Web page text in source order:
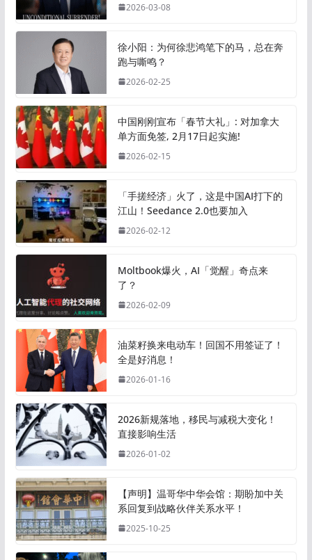
2026-03-08
徐小阳：为何徐悲鸿笔下的马，总在奔
跑与嘶鸣？
2026-02-25
中国刚刚宣布「春节大礼」: 对加拿大
单方面免签, 2月17日起实施!
2026-02-15
「手搓经济」火了，这是中国AI打下的
江山！Seedance 2.0也要加入
2026-02-12
Moltbook爆火，AI「觉醒」奇点来
了？
2026-02-09
油菜籽换来电动车！回国不用签证了！
全是好消息！
2026-01-16
2026新规落地，移民与减税大变化！
直接影响生活
2026-01-02
【声明】温哥华中华会馆：期盼加中关
系回复到战略伙伴关系水平！
2025-10-25